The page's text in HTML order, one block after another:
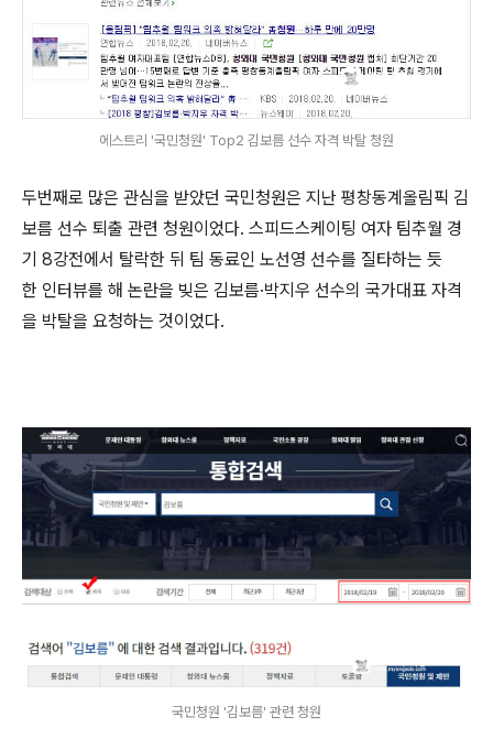
에스트리 '국민청원' Top2 김보름 선수 자격 박탈 청원
두번째로 많은 관심을 받았던 국민청원은 지난 평창동계올림픽 김
보름 선수 퇴출 관련 청원이었다. 스피드스케이팅 여자 팀추월 경
기 8강전에서 탈락한 뒤 팀 동료인 노선영 선수를 질타하는 듯
한 인터뷰를 해 논란을 빚은 김보름·박지우 선수의 국가대표 자격
을 박탈을 요청하는 것이었다.
국민청원 '김보름' 관련 청원